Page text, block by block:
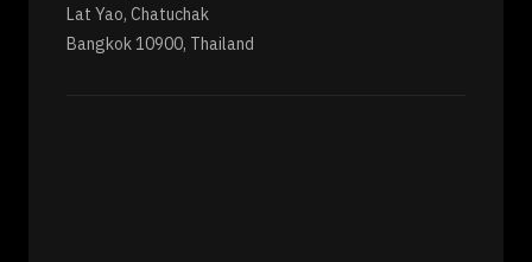
Lat Yao, Chatuchak
Bangkok 10900, Thailand